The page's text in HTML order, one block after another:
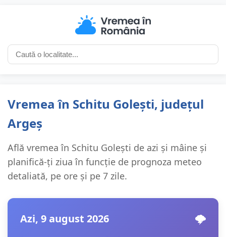
Vremea în Schitu Golești, județul
Argeș
Află vremea în Schitu Golești de azi și mâine și
planifică-ți ziua în funcție de prognoza meteo
detaliată, pe ore și pe 7 zile.
Azi, 9 august 2026 🌩️